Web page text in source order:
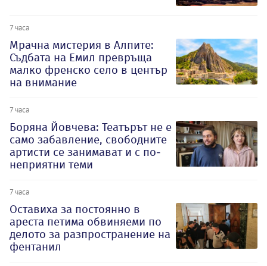
7 часа
Мрачна мистерия в Алпите:
Съдбата на Емил превръща
малко френско село в център
на внимание
7 часа
Боряна Йовчева: Театърът не е
само забавление, свободните
артисти се занимават и с по-
неприятни теми
7 часа
Оставиха за постоянно в
ареста петима обвиняеми по
делото за разпространение на
фентанил